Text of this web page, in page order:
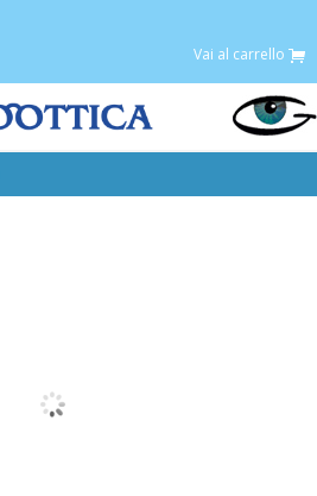
Vai al carrello